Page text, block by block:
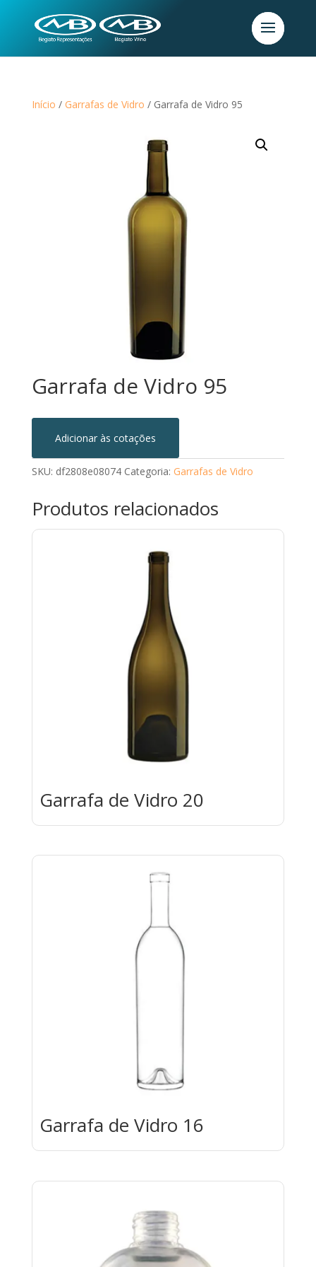
Início / Garrafas de Vidro / Garrafa de Vidro 95
Garrafa de Vidro 95
Adicionar às cotações
SKU: df2808e08074 Categoria: Garrafas de Vidro
Produtos relacionados
Garrafa de Vidro 20
Garrafa de Vidro 16